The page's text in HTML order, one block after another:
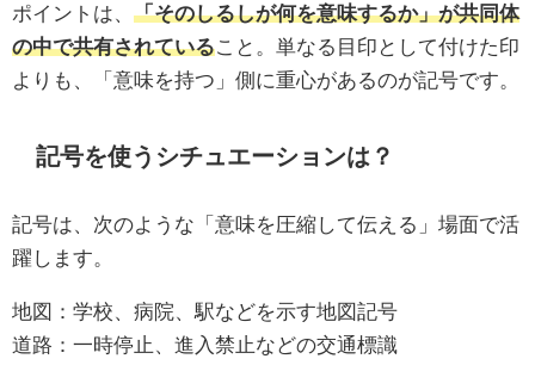
ポイントは、 「そのしるしが何を意味するか」が共同体
の中で共有されている こと。単なる目印として付けた印
よりも、「意味を持つ」側に重心があるのが記号です。
記号を使うシチュエーションは？
記号は、次のような「意味を圧縮して伝える」場面で活
躍します。
地図：学校、病院、駅などを示す地図記号
道路：一時停止、進入禁止などの交通標識